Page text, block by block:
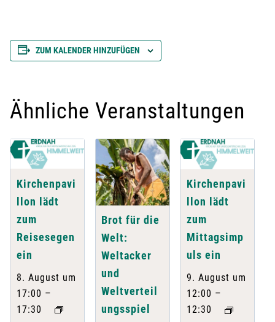
ZUM KALENDER HINZUFÜGEN
Ähnliche Veranstaltungen
Kirchenpavi
llon lädt
zum
Reisesegen
ein
8. August um
17:00 –
17:30
Brot für die
Welt:
Weltacker
und
Weltverteil
ungsspiel
Kirchenpavi
llon lädt
zum
Mittagsimp
uls ein
9. August um
12:00 –
12:30